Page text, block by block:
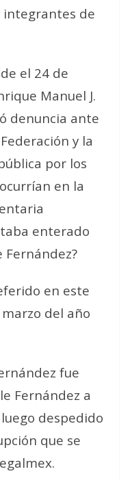
de
el 24 de
Manuel J.
denuncia ante
y la
por los
en la
enterado
Fernández?
en este
del año
fue
Fernández a
despedido
que se